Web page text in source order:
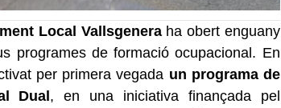
Local Vallsgeneraha obert enguany
programes de formació ocupacional. En
per primera vegada un programa de
Dual, en una iniciativa finançada pel